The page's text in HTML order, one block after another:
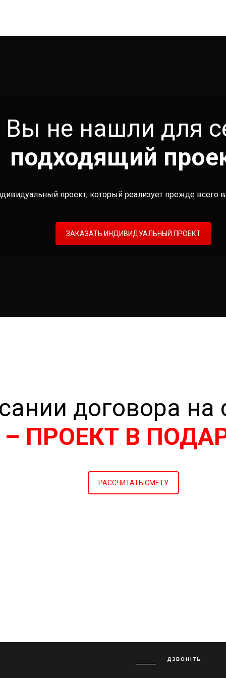
Вы не нашли для
подходящий
проект, который реализует прежде всего
ЗАКАЗАТЬ ИНДИВИДУАЛЬНЫЙ ПРОЕКТ
договора на
– ПРОЕКТ В
РАССЧИТАТЬ СМЕТУ
ДЗВОНІТЬ